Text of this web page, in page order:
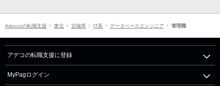
Adeccoの転職支援 東北 宮城県 IT系 データベースエンジニア 管理職
アデコの転職支援に登録
MyPagログイン